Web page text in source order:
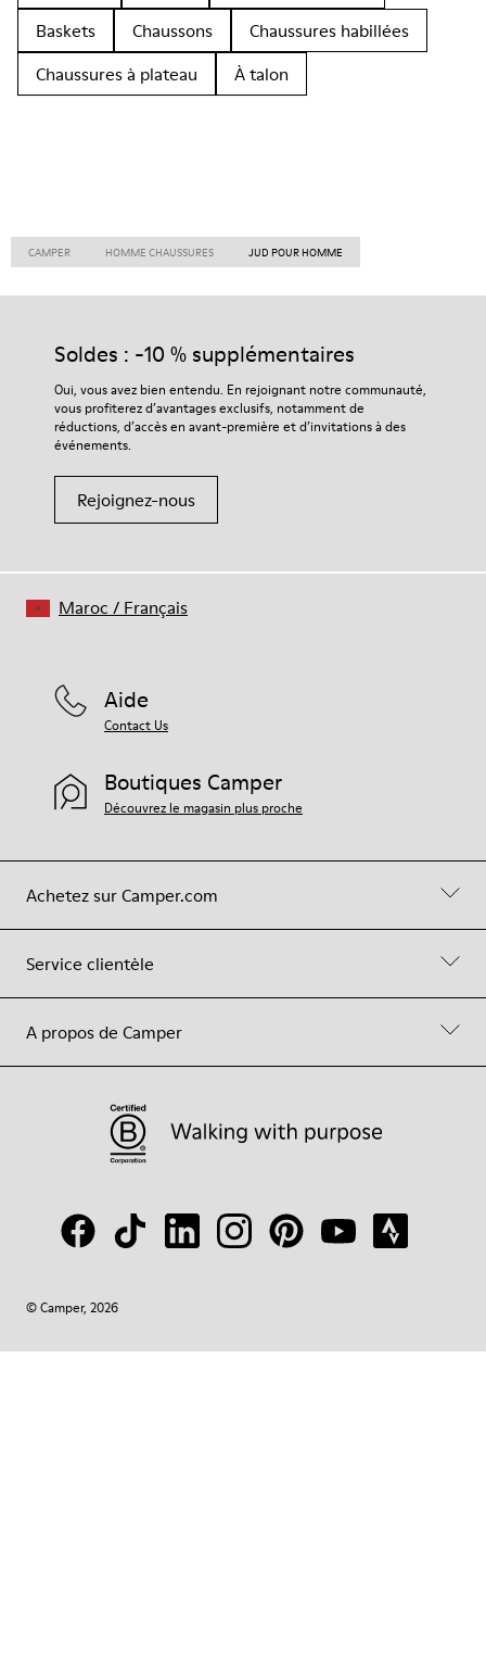
Baskets
Chaussons
Chaussures habillées
Chaussures à plateau
À talon
CAMPER HOMME CHAUSSURES JUD POUR HOMME
Soldes : -10 % supplémentaires
Oui, vous avez bien entendu. En rejoignant notre communauté,
vous profiterez d’avantages exclusifs, notamment de
réductions, d’accès en avant-première et d’invitations à des
événements.
Rejoignez-nous
Achetez sur Camper.com
Service clientèle
A propos de Camper
Aide
Contact Us
Boutiques Camper
Découvrez le magasin plus proche
© Camper, 2026
Maroc / Français